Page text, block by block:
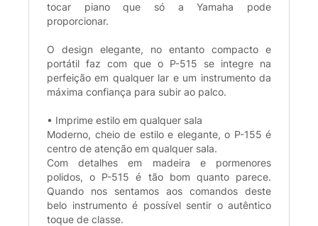
tocar piano que só a Yamaha pode
proporcionar.
O design elegante, no entanto compacto e
portátil faz com que o P-515 se integre na
perfeição em qualquer lar e um instrumento da
máxima confiança para subir ao palco.
• Imprime estilo em qualquer sala
Moderno, cheio de estilo e elegante, o P-155 é
centro de atenção em qualquer sala.
Com detalhes em madeira e pormenores
polidos, o P-515 é tão bom quanto parece.
Quando nos sentamos aos comandos deste
belo instrumento é possível sentir o autêntico
toque de classe.